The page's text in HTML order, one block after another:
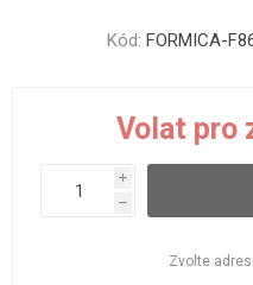
Kód: FORMICA-
Volat pro
i
h
Zvolte